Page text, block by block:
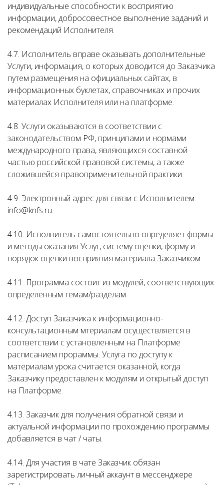
индивидуальные способности к восприятию
информации, добросовестное выполнение заданий и
рекомендаций Исполнителя.
4.7. Исполнитель вправе оказывать дополнительные
Услуги, информация, о которых доводится до Заказчика
путем размещения на официальных сайтах, в
информационных буклетах, справочниках и прочих
материалах Исполнителя или на платформе.
4.8. Услуги оказываются в соответствии с
законодательством РФ, принципами и нормами
международного права, являющихся составной
частью российской правовой системы, а также
сложившейся правоприменительной практики.
4.9. Электронный адрес для связи с Исполнителем:
info@knfs.ru.
4.10. Исполнитель самостоятельно определяет формы
и методы оказания Услуг, систему оценки, форму и
порядок оценки восприятия материала Заказчиком.
4.11. Программа состоит из модулей, соответствующих
определенным темам/разделам.
4.12. Доступ Заказчика к информационно-
консультационным мтериалам осуществляется в
соответствии с установленным на Платформе
расписанием прораммы. Услуга по доступу к
материалам урока считается оказанной, когда
Заказчику предоставлен к модулям и открытый доступ
на Платформе.
4.13. Заказчик для получения обратной связи и
актуальной информации по прохождению программы
добавляется в чат / чаты.
4.14. Для участия в чате Заказчик обязан
зарегистрировать личный аккаунт в мессенджере